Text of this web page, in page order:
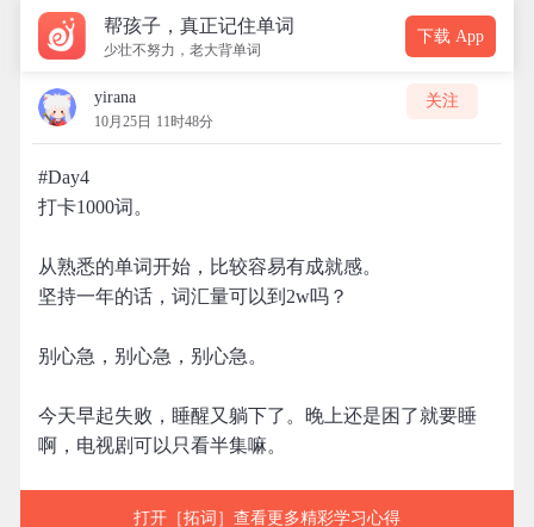
帮孩子，真正记住单词
少壮不努力，老大背单词
下载 App
yirana
10月25日 11时48分
关注
#Day4
打卡1000词。
从熟悉的单词开始，比较容易有成就感。
坚持一年的话，词汇量可以到2w吗？
别心急，别心急，别心急。
今天早起失败，睡醒又躺下了。晚上还是困了就要睡
啊，电视剧可以只看半集嘛。
打开［拓词］查看更多精彩学习心得